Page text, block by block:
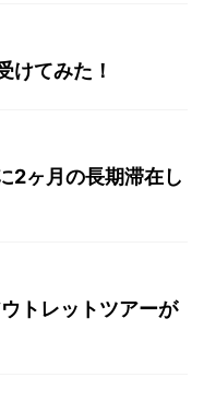
けてみた！
2ヶ月の長期滞在し
トレットツアーが